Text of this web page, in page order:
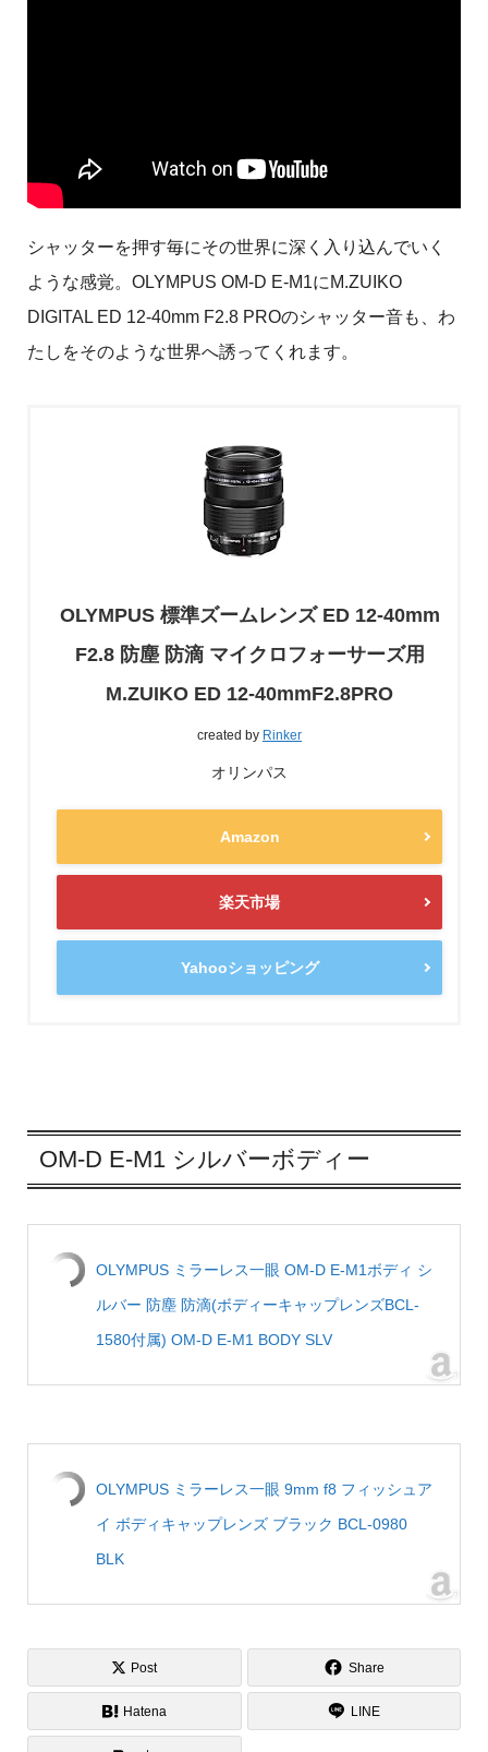
シャッターを押す毎にその世界に深く入り込んでいく
ような感覚。OLYMPUS OM-D E-M1にM.ZUIKO
DIGITAL ED 12-40mm F2.8 PROのシャッター音も、わ
たしをそのような世界へ誘ってくれます。
OLYMPUS 標準ズームレンズ ED 12-40mm
F2.8 防塵 防滴 マイクロフォーサーズ用
M.ZUIKO ED 12-40mmF2.8PRO
created by Rinker
オリンパス
Amazon
楽天市場
Yahooショッピング
OM-D E-M1 シルバーボディー
OLYMPUS ミラーレス一眼 OM-D E-M1ボディ シ
ルバー 防塵 防滴(ボディーキャップレンズBCL-
1580付属) OM-D E-M1 BODY SLV
OLYMPUS ミラーレス一眼 9mm f8 フィッシュア
イ ボディキャップレンズ ブラック BCL-0980
BLK
Post Share
Hatena LINE